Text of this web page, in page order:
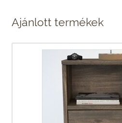
Ajánlott termékek